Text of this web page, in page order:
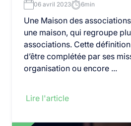
06 avril 2023 6min
Une Maison des
une maison, qui regroupe
associations. Cette
d’être complétée par ses
organisation ou encore ...
Lire l'article